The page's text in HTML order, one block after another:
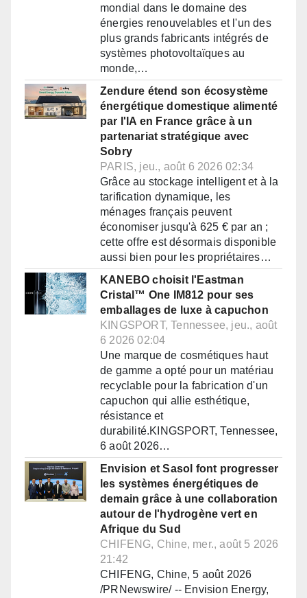
mondial dans le domaine des
énergies renouvelables et l'un des
plus grands fabricants intégrés de
systèmes photovoltaïques au
monde,…
Zendure étend son écosystème
énergétique domestique alimenté
par l'IA en France grâce à un
partenariat stratégique avec
Sobry
PARIS, jeu., août 6 2026 02:34
Grâce au stockage intelligent et à la
tarification dynamique, les
ménages français peuvent
économiser jusqu'à 625 € par an ;
cette offre est désormais disponible
aussi bien pour les propriétaires…
KANEBO choisit l'Eastman
Cristal™ One IM812 pour ses
emballages de luxe à capuchon
KINGSPORT, Tennessee, jeu., août
6 2026 02:04
Une marque de cosmétiques haut
de gamme a opté pour un matériau
recyclable pour la fabrication d'un
capuchon qui allie esthétique,
résistance et
durabilité.KINGSPORT, Tennessee,
6 août 2026…
Envision et Sasol font progresser
les systèmes énergétiques de
demain grâce à une collaboration
autour de l'hydrogène vert en
Afrique du Sud
CHIFENG, Chine, mer., août 5 2026
21:42
CHIFENG, Chine, 5 août 2026
/PRNewswire/ -- Envision Energy,